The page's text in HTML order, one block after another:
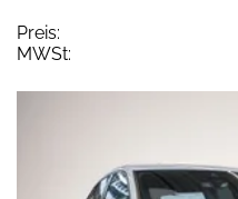
Preis:
MWSt: